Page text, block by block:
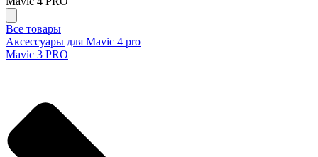
Все товары
Аксессуары для Mavic 4 pro
Mavic 3 PRO